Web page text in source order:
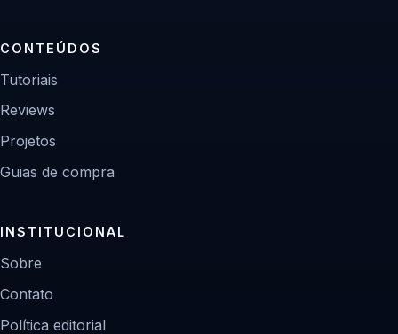
CONTEÚDOS
Tutoriais
Reviews
Projetos
Guias de compra
INSTITUCIONAL
Sobre
Contato
Política editorial